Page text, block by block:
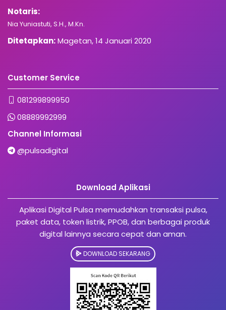
Notaris:
Nia Yuniastuti, S.H., M.Kn.
Ditetapkan:Magetan, 14 Januari 2020
Customer Service
081299899950
08889992999
Channel Informasi
@pulsadigital
Download Aplikasi
Aplikasi Digital Pulsa memudahkan transaksi pulsa,
paket data, token listrik, PPOB, dan berbagai produk
digital lainnya secara cepat dan aman.
DOWNLOAD SEKARANG